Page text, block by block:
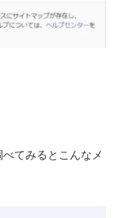
てみるとこんなメ